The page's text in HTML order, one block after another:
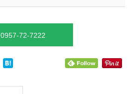
0957-72-7222